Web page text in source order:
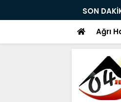
SON
ile Ağrı'da Obezite Cerrahisi
Ağrı